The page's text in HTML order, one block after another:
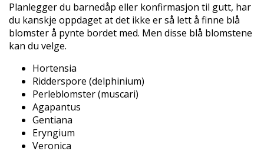
Planlegger du barnedåp eller konfirmasjon til gutt, har
du kanskje oppdaget at det ikke er så lett å finne blå
blomster å pynte bordet med. Men disse blå blomstene
kan du velge.
Hortensia
Ridderspore (delphinium)
Perleblomster (muscari)
Agapantus
Gentiana
Eryngium
Veronica